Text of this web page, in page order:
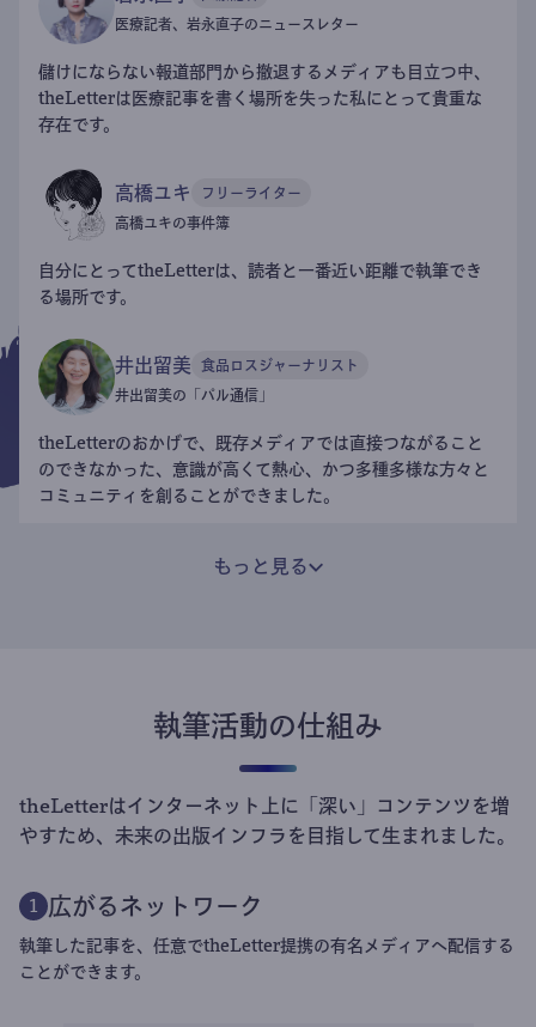
医療記者、岩永直子のニュースレター
儲けにならない報道部門から撤退するメディアも目立つ中、
theLetterは医療記事を書く場所を失った私にとって貴重な
存在です。
高橋ユキ フリーライター
高橋ユキの事件簿
自分にとってtheLetterは、読者と一番近い距離で執筆でき
る場所です。
井出留美 食品ロスジャーナリスト
井出留美の「パル通信」
theLetterのおかげで、既存メディアでは直接つながること
のできなかった、意識が高くて熱心、かつ多種多様な方々と
コミュニティを創ることができました。
もっと見る
執筆活動の仕組み
theLetterはインターネット上に「深い」コンテンツを増
やすため、未来の出版インフラを目指して生まれました。
1 広がるネットワーク
執筆した記事を、任意でtheLetter提携の有名メディアへ配信する
ことができます。